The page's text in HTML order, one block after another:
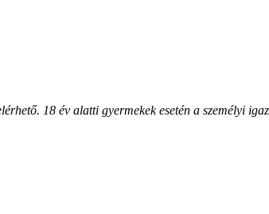
18 év alatti gyermekek esetén a személyi